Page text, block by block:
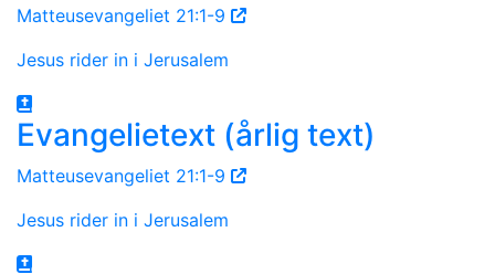
Matteusevangeliet 21:1-9
Jesus rider in i Jerusalem
Evangelietext (årlig text)
Matteusevangeliet 21:1-9
Jesus rider in i Jerusalem